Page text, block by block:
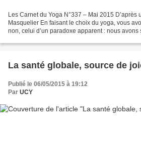
Les Carnet du Yoga N°337 – Mai 2015 D’après
Masquelier En faisant le choix du yoga, vous
non, celui d’un paradoxe apparent : nous avons
La santé globale, source de
Publié le 06/05/2015 à 19:12
Par UCY